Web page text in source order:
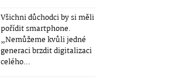
Všichni důchodci by si měli
pořídit smartphone.
„Nemůžeme kvůli jedné
generaci brzdit digitalizaci
celého...